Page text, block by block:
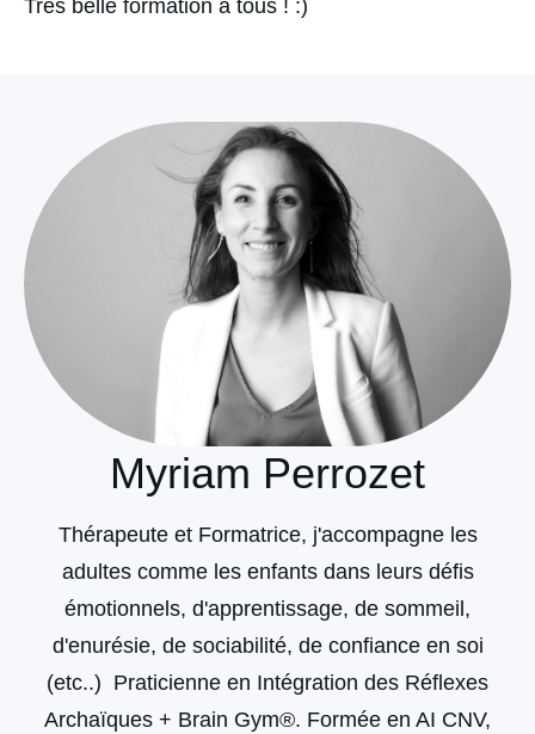
Très belle formation à tous ! :)
Myriam Perrozet
Thérapeute et Formatrice, j'accompagne les
adultes comme les enfants dans leurs défis
émotionnels, d'apprentissage, de sommeil,
d'enurésie, de sociabilité, de confiance en soi
(etc..) Praticienne en Intégration des Réflexes
Archaïques + Brain Gym®. Formée en AI CNV,